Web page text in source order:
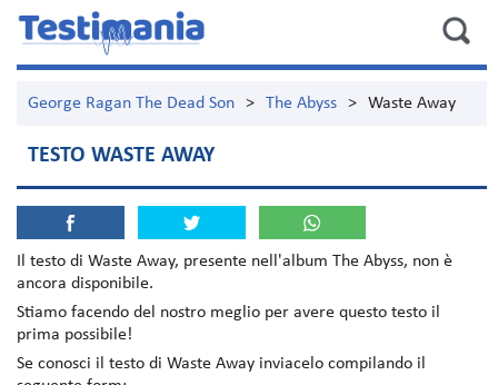
George Ragan The Dead Son > The Abyss > Waste Away
TESTO WASTE AWAY
Il testo di Waste Away, presente nell'album The Abyss, non è
ancora disponibile.
Stiamo facendo del nostro meglio per avere questo testo il
prima possibile!
Se conosci il testo di Waste Away inviacelo compilando il